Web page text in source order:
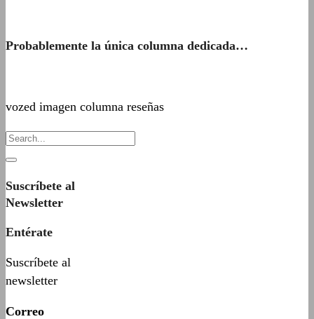
Probablemente la única columna dedicada…
vozed imagen columna reseñas
Suscríbete al
Newsletter
Entérate
Suscríbete al
newsletter
Correo